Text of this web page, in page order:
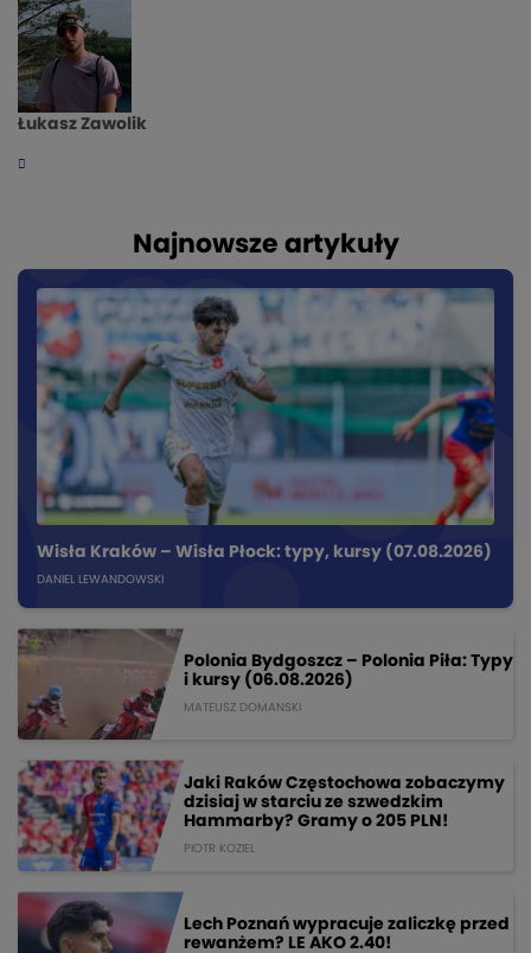
Łukasz Zawolik
Najnowsze artykuły
Wisła Kraków – Wisła Płock: typy, kursy (07.08.2026)
DANIEL LEWANDOWSKI
Polonia Bydgoszcz – Polonia Piła: Typy
i kursy (06.08.2026)
MATEUSZ DOMANSKI
Jaki Raków Częstochowa zobaczymy
dzisiaj w starciu ze szwedzkim
Hammarby? Gramy o 205 PLN!
PIOTR KOZIEL
Lech Poznań wypracuje zaliczkę przed
rewanżem? LE AKO 2.40!